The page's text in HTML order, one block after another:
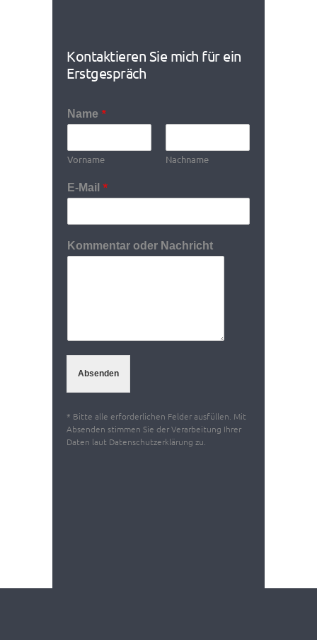
Kontaktieren Sie mich für ein
Erstgespräch
Name *
Vorname Nachname
E-Mail *
Kommentar oder Nachricht
Absenden
* Bitte alle erforderlichen Felder ausfüllen. Mit
Absenden stimmen Sie der Verarbeitung Ihrer
Daten laut Datenschutzerklärung zu.